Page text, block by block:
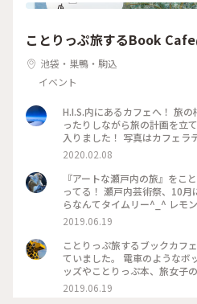
ことりっぷ旅するBook
ROOM of journey ～アートな
池袋・巣鴨・駒込
イベント
H.I.S.内にあるカフェへ！ 旅
ったりしながら旅の計画を立
入りました！ 写真はカフェラ
2020.02.08
『アートな瀬戸内の旅』をこ
ってる！ 瀬戸内芸術祭、10
らなんてタイムリー^_^ レモンシャーベットが乗った、レモン
スカッシュは美味しかった🍋
った。地球に優しい🌏 頂いた冊子や島内の地図は、旅の参考
にさせてもらいます。 今から
2019.06.19
ことりっぷ旅するブックカフ
ていました。 電車のようなボ
ッズやことりっぷ本、旅女子
数々！ゆっくり瀬戸内を旅し
のレイアウトや写真、デザイ
2019.06.19